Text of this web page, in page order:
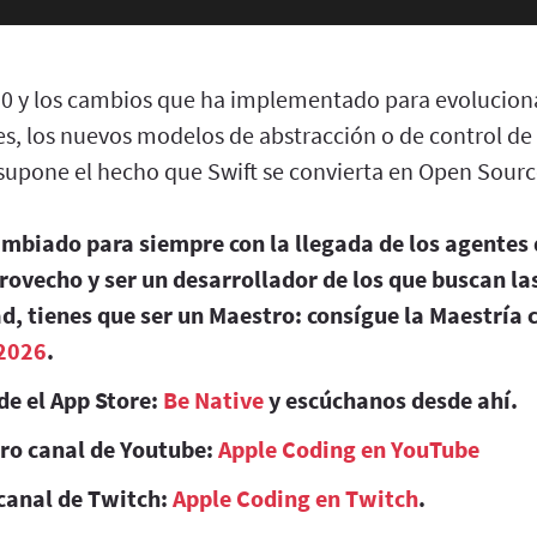
y los cambios que ha implementado para
los nuevos modelos de abstracción o de control
el hecho que Swift se convierta en Open
para siempre con la llegada de los agentes
y ser un desarrollador de los que buscan
tienes que ser un Maestro: consígue la Maestría
.
el App Store: Be Nativey escúchanos desde ahí.
canal de Youtube: Apple Coding en YouTube
de Twitch: Apple Coding en Twitch.